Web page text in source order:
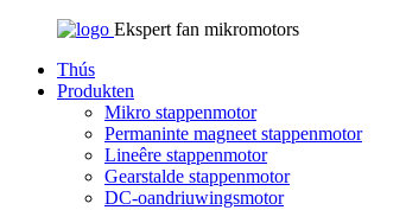
Ekspert fan mikromotors
Thús
Produkten
Mikro stappenmotor
Permaninte magneet stappenmotor
Lineêre stappenmotor
Gearstalde stappenmotor
DC-oandriuwingsmotor